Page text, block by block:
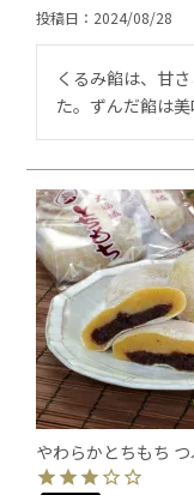
投稿日 2024/08/28
くるみ餡は、甘
た。ずんだ餡は美
やわらかとちもち